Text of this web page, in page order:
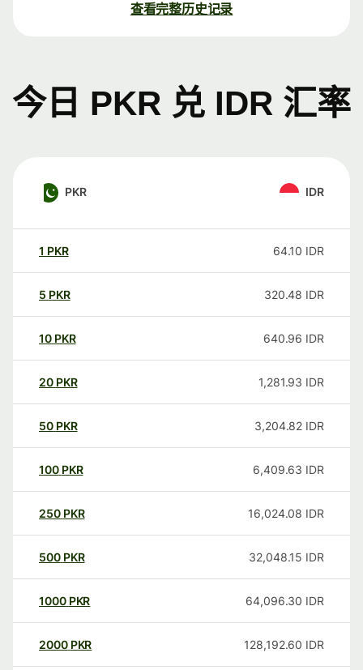
查看完整历史记录
今日 PKR 兑 IDR 汇率
PKR IDR
1 PKR 64.10 IDR
5 PKR 320.48 IDR
10 PKR 640.96 IDR
20 PKR 1,281.93 IDR
50 PKR 3,204.82 IDR
100 PKR 6,409.63 IDR
250 PKR 16,024.08 IDR
500 PKR 32,048.15 IDR
1000 PKR 64,096.30 IDR
2000 PKR 128,192.60 IDR